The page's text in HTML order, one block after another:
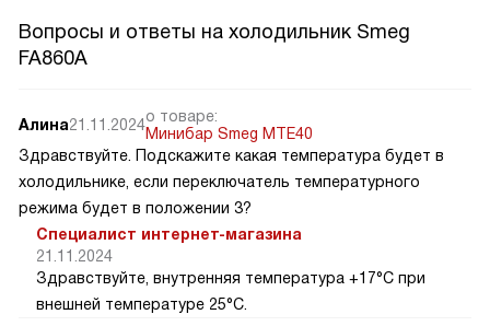
Вопросы и ответы на холодильник Smeg
FA860A
Алина21.11.2024о товаре:
Минибар Smeg MTE40
Здравствуйте. Подскажите какая температура будет в
холодильнике, если переключатель температурного
режима будет в положении 3?
Специалист интернет-магазина
21.11.2024
Здравствуйте, внутренняя температура +17°C при
внешней температуре 25°C.